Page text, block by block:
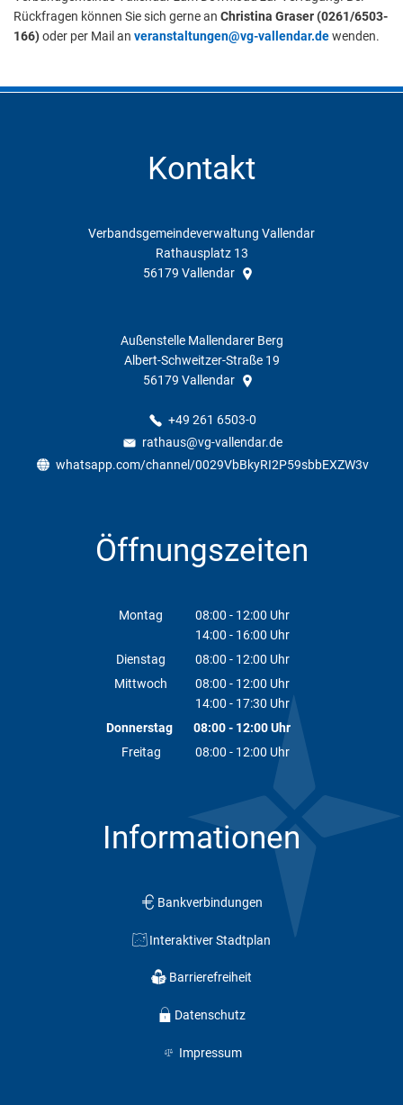
Rückfragen können Sie sich gerne an Christina Graser (0261/6503-
166)oder per Mail an veranstaltungen@vg-vallendar.dewenden.
Kontakt
Verbandsgemeindeverwaltung Vallendar
Rathausplatz 13
56179 Vallendar
Außenstelle Mallendarer Berg
Albert-Schweitzer-Straße 19
56179 Vallendar
+49 261 6503-0
rathaus@vg-vallendar.de
whatsapp.com/channel/0029VbBkyRI2P59sbbEXZW3v
Öffnungszeiten
Montag 08:00 - 12:00 Uhr
Von 08:00 bis 12:00 Uhr
14:00 - 16:00 Uhr
Von 14:00 bis 16:00 Uhr
Dienstag 08:00 - 12:00 Uhr
Von 08:00 bis 12:00 Uhr
Mittwoch 08:00 - 12:00 Uhr
Von 08:00 bis 12:00 Uhr
14:00 - 17:30 Uhr
Von 14:00 bis 17:30 Uhr
Donnerstag 08:00- 12:00Uhr
Von 08:00 bis 12:00 Uhr
Freitag 08:00 - 12:00 Uhr
Von 08:00 bis 12:00 Uhr
Informationen
Bankverbindungen
Interaktiver Stadtplan
Barrierefreiheit
Datenschutz
Impressum